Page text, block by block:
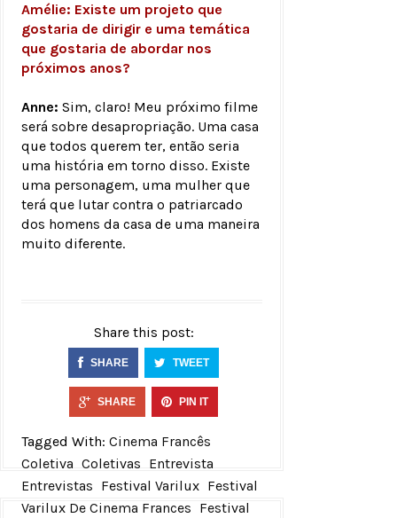
Amélie: Existe um projeto que
gostaria de dirigir e uma temática
que gostaria de abordar nos
próximos anos?
Anne: Sim, claro! Meu próximo filme
será sobre desapropriação. Uma casa
que todos querem ter, então seria
uma história em torno disso. Existe
uma personagem, uma mulher que
terá que lutar contra o patriarcado
dos homens da casa de uma maneira
muito diferente.
Share this post:
SHARE TWEET
SHARE PIN IT
Tagged With: Cinema Francês
Coletiva Coletivas Entrevista
Entrevistas Festival Varilux Festival
Varilux De Cinema Frances Festival